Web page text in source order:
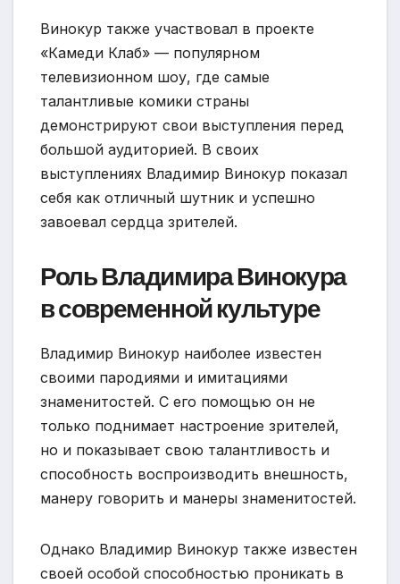
Винокур также участвовал в проекте
«Камеди Клаб» — популярном
телевизионном шоу, где самые
талантливые комики страны
демонстрируют свои выступления перед
большой аудиторией. В своих
выступлениях Владимир Винокур показал
себя как отличный шутник и успешно
завоевал сердца зрителей.
Роль Владимира Винокура
в современной культуре
Владимир Винокур наиболее известен
своими пародиями и имитациями
знаменитостей. С его помощью он не
только поднимает настроение зрителей,
но и показывает свою талантливость и
способность воспроизводить внешность,
манеру говорить и манеры знаменитостей.
Однако Владимир Винокур также известен
своей особой способностью проникать в